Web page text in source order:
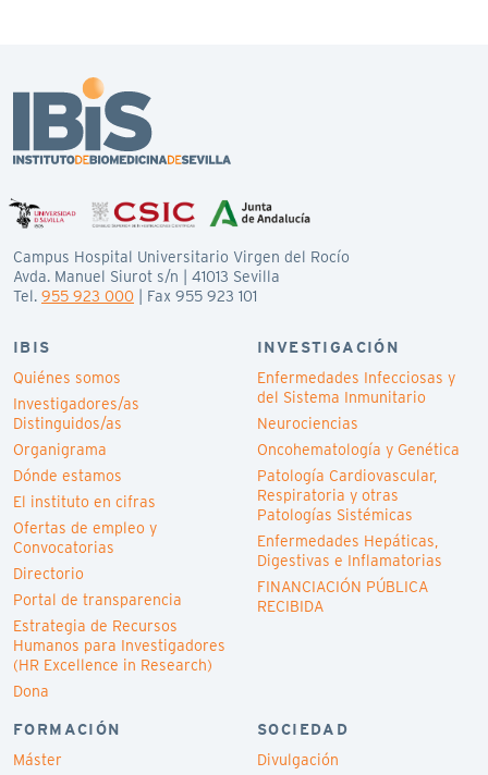
Campus Hospital Universitario Virgen del Rocío
Avda. Manuel Siurot s/n | 41013 Sevilla
Tel. 955 923 000 | Fax 955 923 101
IBIS
Quiénes somos
Investigadores/as
Distinguidos/as
Organigrama
Dónde estamos
El instituto en cifras
Ofertas de empleo y
Convocatorias
Directorio
Portal de transparencia
Estrategia de Recursos
Humanos para Investigadores
(HR Excellence in Research)
Dona
INVESTIGACIÓN
Enfermedades Infecciosas y
del Sistema Inmunitario
Neurociencias
Oncohematología y Genética
Patología Cardiovascular,
Respiratoria y otras
Patologías Sistémicas
Enfermedades Hepáticas,
Digestivas e Inflamatorias
FINANCIACIÓN PÚBLICA
RECIBIDA
FORMACIÓN
Máster
SOCIEDAD
Divulgación